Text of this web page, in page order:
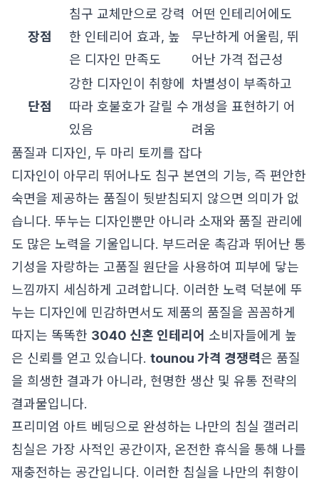
장점
침구 교체만으로 강력
한 인테리어 효과, 높
은 디자인 만족도
어떤 인테리어에도
무난하게 어울림, 뛰
어난 가격 접근성
단점
강한 디자인이 취향에
따라 호불호가 갈릴 수
있음
차별성이 부족하고
개성을 표현하기 어
려움
품질과 디자인, 두 마리 토끼를 잡다
디자인이 아무리 뛰어나도 침구 본연의 기능, 즉 편안한
숙면을 제공하는 품질이 뒷받침되지 않으면 의미가 없
습니다. 뚜누는 디자인뿐만 아니라 소재와 품질 관리에
도 많은 노력을 기울입니다. 부드러운 촉감과 뛰어난 통
기성을 자랑하는 고품질 원단을 사용하여 피부에 닿는
느낌까지 세심하게 고려합니다. 이러한 노력 덕분에 뚜
누는 디자인에 민감하면서도 제품의 품질을 꼼꼼하게
따지는 똑똑한 3040 신혼 인테리어 소비자들에게 높
은 신뢰를 얻고 있습니다. tounou 가격 경쟁력은 품질
을 희생한 결과가 아니라, 현명한 생산 및 유통 전략의
결과물입니다.
프리미엄 아트 베딩으로 완성하는 나만의 침실 갤러리
침실은 가장 사적인 공간이자, 온전한 휴식을 통해 나를
재충전하는 공간입니다. 이러한 침실을 나만의 취향이